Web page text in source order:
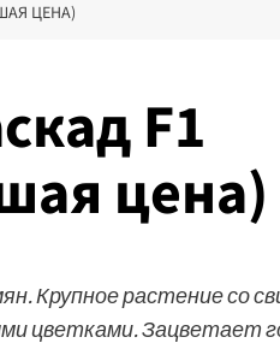
ЦЕНА)
F1
цена)
Крупное растение со
цветками. Зацветает